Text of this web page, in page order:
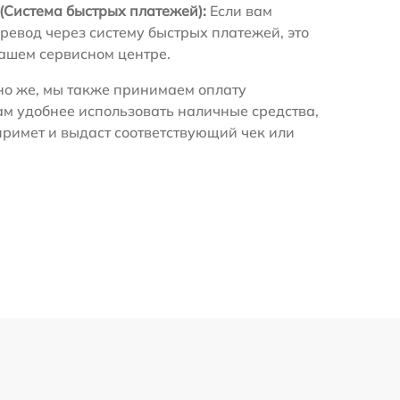
быстрых платежей): Если вам
через систему быстрых платежей, это
сервисном центре.
же, мы также принимаем оплату
удобнее использовать наличные средства,
и выдаст соответствующий чек или